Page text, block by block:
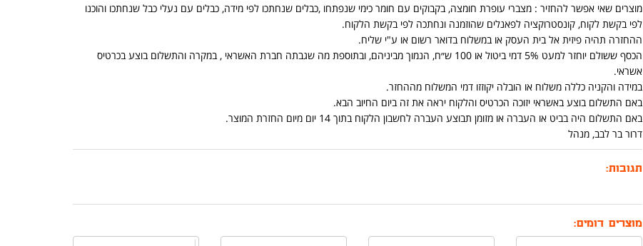
מוצרים שאי אפשר להחזיר : מצברי עופרת חומצה, בקבוקים עם חומר כימי שנפתחו ,כבלים שנחתכו לפי מידה, כבלים עם נעלי כבל שנחתכו והוכנו
לפי בקשת לקוח, קונסטרוקציה לפאנלים שהוזמנה ונחתכה לפי בקשת הלקוח.
ההחזרה תהיה פיזית אל בית העסק או במשלוח בדואר רשום או ע"י שליח.
הכסף ששולם יוחזר למעט 5% דמי ביטול או 100 ש״ח, הנמוך מביניהם, ובתוספת מה שגבתה חברת האשראי , במקרה והתשלום בוצע בכרטיס
אשראי.
במידה והקניה כללה משלוח או הובלה יקוזזו דמי המשלוח מההחזר.
באם התשלום בוצע באשראי יזוכה הכרטיס והלקוח יראה את זה ביום החיוב הבא.
באם התשלום היה בביט או העברה או מזומן תבוצע העברה לחשבון הלקוח בתוך 14 יום מיום החזרת המוצר.
דרור בר לבב, מנהל
תגובות:
מוצרים דומים: